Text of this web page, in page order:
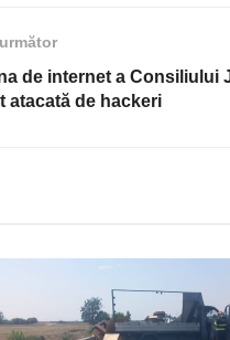
de internet a Consiliului
atacată de hackeri